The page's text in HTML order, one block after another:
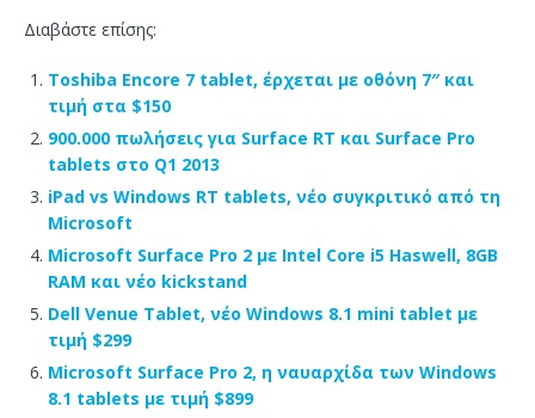
Διαβάστε επίσης:
Toshiba Encore 7 tablet, έρχεται με οθόνη 7″ και
τιμή στα $150
900.000 πωλήσεις για Surface RT και Surface Pro
tablets στο Q1 2013
iPad vs Windows RT tablets, νέο συγκριτικό από τη
Microsoft
Microsoft Surface Pro 2 με Intel Core i5 Haswell, 8GB
RAM και νέο kickstand
Dell Venue Tablet, νέο Windows 8.1 mini tablet με
τιμή $299
Microsoft Surface Pro 2, η ναυαρχίδα των Windows
8.1 tablets με τιμή $899